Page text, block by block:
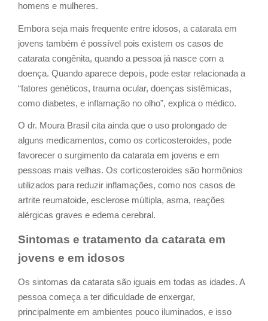
homens e mulheres.
Embora seja mais frequente entre idosos, a catarata em
jovens também é possível pois existem os casos de
catarata congênita, quando a pessoa já nasce com a
doença. Quando aparece depois, pode estar relacionada a
“fatores genéticos, trauma ocular, doenças sistêmicas,
como diabetes, e inflamação no olho”, explica o médico.
O dr. Moura Brasil cita ainda que o uso prolongado de
alguns medicamentos, como os corticosteroides, pode
favorecer o surgimento da catarata em jovens e em
pessoas mais velhas. Os corticosteroides são hormônios
utilizados para reduzir inflamações, como nos casos de
artrite reumatoide, esclerose múltipla, asma, reações
alérgicas graves e edema cerebral.
Sintomas e tratamento da catarata em
jovens e em idosos
Os sintomas da catarata são iguais em todas as idades. A
pessoa começa a ter dificuldade de enxergar,
principalmente em ambientes pouco iluminados, e isso